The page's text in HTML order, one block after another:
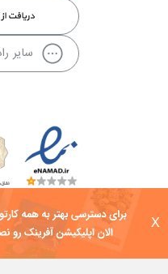
X
سایر
کلیه حقوق این سایت به شرکت